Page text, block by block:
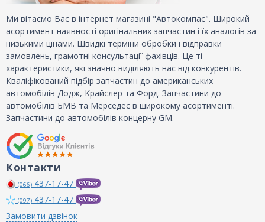
Ми вітаємо Вас в інтернет магазині "Автокомпас". Широкий
асортимент наявності оригінальних запчастин і їх аналогів за
низькими цінами. Швидкі терміни обробки і відправки
замовлень, грамотні консультації фахівців. Це ті
характеристики, які значно виділяють нас від конкурентів.
Кваліфікований підбір запчастин до американських
автомобілів Додж, Крайслер та Форд. Запчастини до
автомобілів БМВ та Мерседес в широкому асортименті.
Запчастини до автомобілів концерну GM.
Контакти
(066) 437-17-47
(097) 437-17-47
Замовити дзвінок